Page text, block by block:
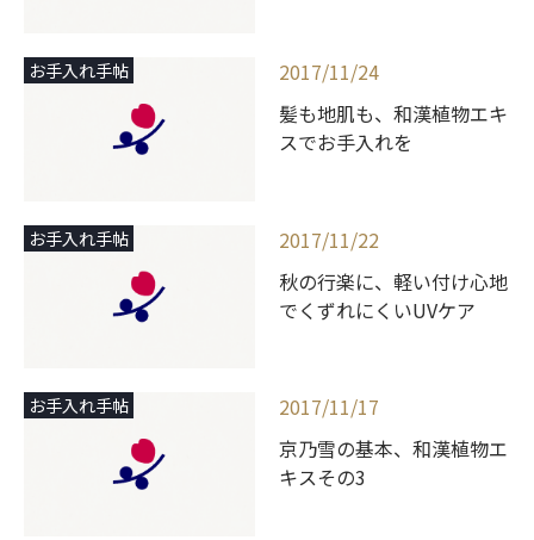
お手入れ手帖
2017/11/24
髪も地肌も、和漢植物エキ
スでお手入れを
お手入れ手帖
2017/11/22
秋の行楽に、軽い付け心地
でくずれにくいUVケア
お手入れ手帖
2017/11/17
京乃雪の基本、和漢植物エ
キスその3